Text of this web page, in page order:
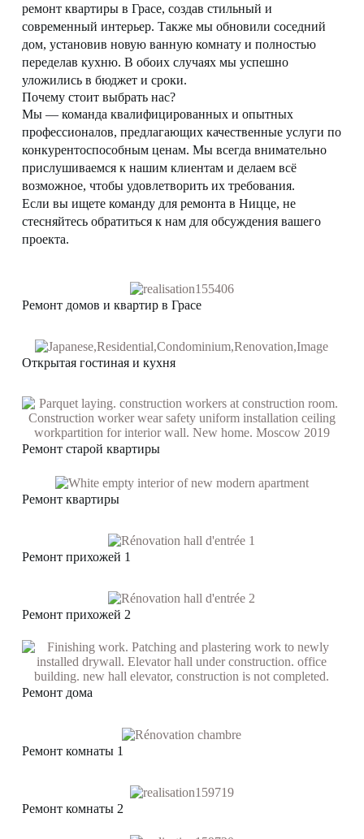
ремонт квартиры в Грасе, создав стильный и
современный интерьер. Также мы обновили соседний
дом, установив новую ванную комнату и полностью
переделав кухню. В обоих случаях мы успешно
уложились в бюджет и сроки.
Почему стоит выбрать нас?
Мы — команда квалифицированных и опытных
профессионалов, предлагающих качественные услуги по
конкурентоспособным ценам. Мы всегда внимательно
прислушиваемся к нашим клиентам и делаем всё
возможное, чтобы удовлетворить их требования.
Если вы ищете команду для ремонта в Ницце, не
стесняйтесь обратиться к нам для обсуждения вашего
проекта.
Ремонт домов и квартир в Грасе
Открытая гостиная и кухня
Ремонт старой квартиры
Ремонт квартиры
Ремонт прихожей 1
Ремонт прихожей 2
Ремонт дома
Ремонт комнаты 1
Ремонт комнаты 2